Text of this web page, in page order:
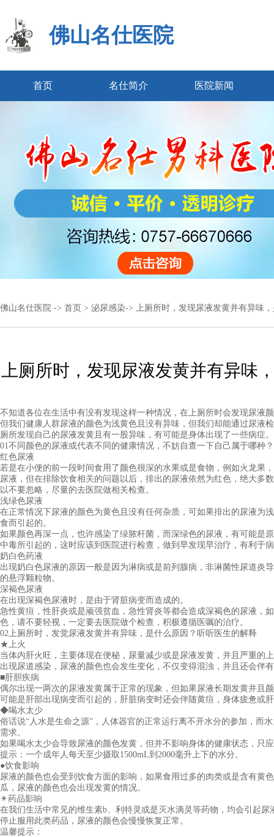
佛山名仕医院
首页 名仕简介 医院新闻
佛山名仕医院 -> 首页 > 泌尿感染-> 上厕所时，发现尿液发黄并有异味
上厕所时，发现尿液发黄并有异味
不知道各位在生活中有没有发现这样一种情况，在上厕所时会发现尿液
但我们健康人群尿液的颜色为浅黄色且没有异味，但我们却能通过尿液
厕所发现自己的尿液发黄且有一股异味，有可能是身体出现了一些病症。
01不同颜色的尿液或代表不同的健康情况，不妨自查一下自己属于哪种？
红色尿液
若是在小便的前一段时间食用了颜色很深的水果或是食物，例如火龙果
尿液，但在排除饮食相关的问题以后，排出的尿液依然为红色，绝大多
以不要忽略，尽量的去医院做相关检查。
浅绿色尿液
在正常情况下尿液的颜色为黄色且没有任何杂质，可如果排出的尿液为
食而引起的。
如果颜色再深一点，也许感染了绿脓杆菌，而深绿色的尿液，有可能是
中毒所引起的，这时应该到医院进行检查，做到早发现早治疗，有利于
奶白色药液
出现奶白色尿液的原因一般是因为淋病或是前列腺病，非淋菌性尿道炎
的悬浮颗粒物。
深褐色尿液
在出现深褐色尿液时，是由于肾脏病变而造成的。
急性黄疸，性肝炎或是顽强贫血，急性肾炎等都会造成深褐色的尿液，
色，请不要轻视，一定要去医院做个检查，积极遵循医嘱的治疗。
02上厕所时，发觉尿液发黄并有异味，是什么原因？听听医生的解释
★上火
当体内肝火旺，主要体现在便秘，尿量减少或是尿液发黄，并且严重的
出现尿道感染，尿液的颜色也会发生变化，不仅变得混浊，并且还会伴
■肝胆疾病
偶尔出现一两次的尿液发黄属于正常的现象，但如果尿液长期发黄并且
可能是肝部出现病变而引起的，肝脏病变时还会伴随黄疸，身体疲惫或
◆喝水太少
俗话说“人水是生命之源”，人体器官的正常运行离不开水分的参加，而
需求。
如果喝水太少会导致尿液的颜色发黄，但并不影响身体的健康状态，只
提示：一个成年人每天至少摄取1500mL到2000毫升上下的水分。
●饮食影响
尿液的颜色也会受到饮食方面的影响，如果食用过多的肉类或是含有黄
瓜，尿液的颜色也会出现发黄的情况。
☀药品影响
在我们生活中常见的维生素b、利特灵或是灭水滴灵等药物，均会引起尿
停止服用此类药品，尿液的颜色会慢慢恢复正常。
温馨提示：